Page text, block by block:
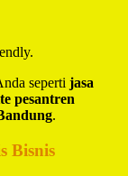
seperti jasa
pesantren
.
Bisnis